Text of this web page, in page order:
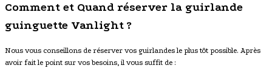
Comment et Quand réserver la guirlande
guinguette Vanlight ?
Nous vous conseillons de réserver vos guirlandes le plus tôt possible. Après
avoir fait le point sur vos besoins, il vous suffit de :